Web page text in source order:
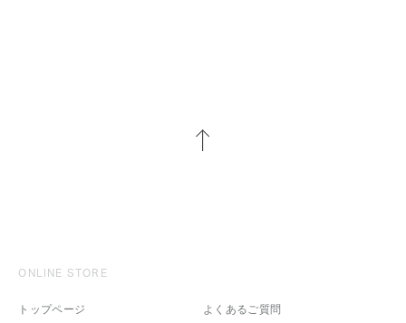
ONLINE STORE
トップページ よくあるご質問